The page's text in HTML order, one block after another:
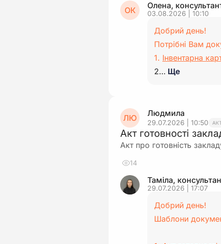
ОК Олена,
03.08.2026 | 10:10
Добрий день!
Потрібні Вам
1. Інвентарна
2… Ще
ЛЮ Людмила
29.07.2026 | 10:50
Акт готовності
Акт про готовність
14
Таміла,
29.07.2026 | 17:07
Добрий день!
Шаблони